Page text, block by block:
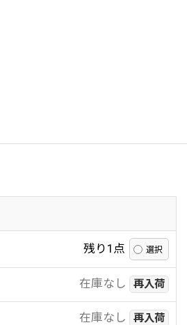
残り1点
在庫なし 再入荷
在庫なし 再入荷